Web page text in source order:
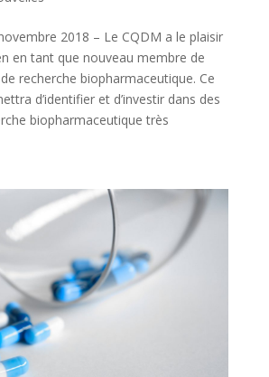
2018 – Le CQDM a le plaisir
en tant que nouveau membre de
recherche biopharmaceutique. Ce
d’identifier et d’investir dans des
biopharmaceutique très